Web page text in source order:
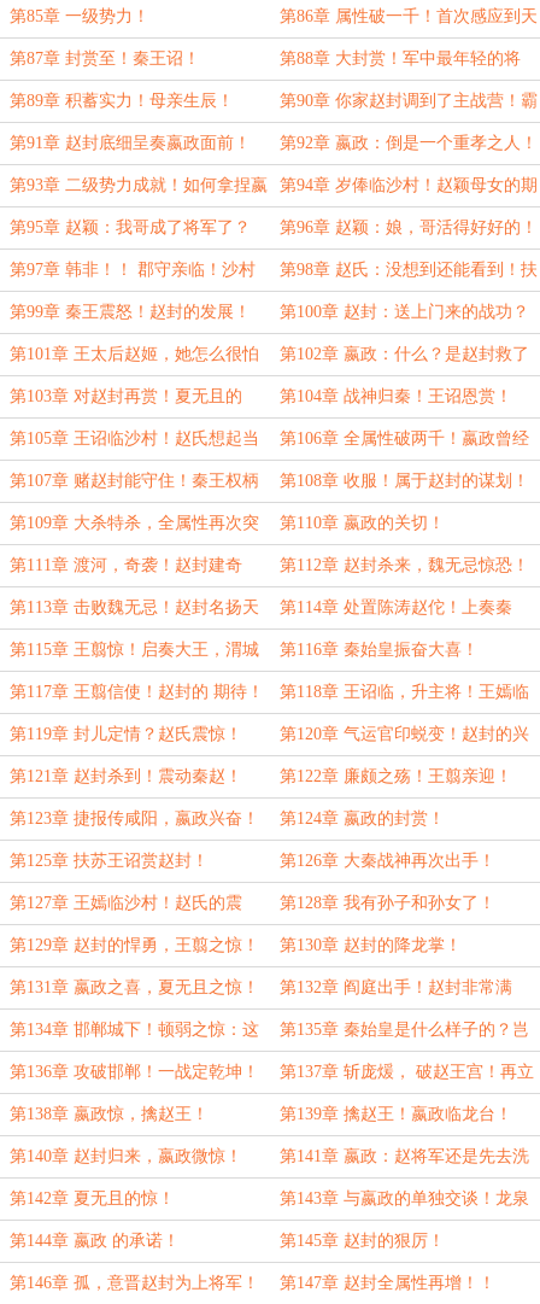
第85章 一级势力！ 第86章 属性破一千！首次感应到天
地灵气！
第87章 封赏至！秦王诏！ 第88章 大封赏！军中最年轻的将
军！（求订阅）
第89章 积蓄实力！母亲生辰！ 第90章 你家赵封调到了主战营！霸
道嬴政！
第91章 赵封底细呈奏嬴政面前！
（新年快乐）
第92章 嬴政：倒是一个重孝之人！
第93章 二级势力成就！如何拿捏嬴
政？
第94章 岁俸临沙村！赵颖母女的期
待！
第95章 赵颖：我哥成了将军了？ 第96章 赵颖：娘，哥活得好好的！
赵氏震惊！
第97章 韩非！！ 郡守亲临！沙村
震！！！
第98章 赵氏：没想到还能看到！扶
苏有你真是他的福气！
第99章 秦王震怒！赵封的发展！ 第100章 赵封：送上门来的战功？
第101章 王太后赵姬，她怎么很怕
我？
第102章 嬴政：什么？是赵封救了
太后？
第103章 对赵封再赏！夏无且的
惊！
第104章 战神归秦！王诏恩赏！
第105章 王诏临沙村！赵氏想起当
年画面！
第106章 全属性破两千！嬴政曾经
之承诺！灭赵前序！
第107章 赌赵封能守住！秦王权柄
赐予！
第108章 收服！属于赵封的谋划！
第109章 大杀特杀，全属性再次突
破！
第110章 嬴政的关切！
第111章 渡河，奇袭！赵封建奇
功！！！
第112章 赵封杀来，魏无忌惊恐！
第113章 击败魏无忌！赵封名扬天
下前奏！问罪！
第114章 处置陈涛赵佗！上奏秦
王！
第115章 王翦惊！启奏大王，渭城
大捷！
第116章 秦始皇振奋大喜！
第117章 王翦信使！赵封的 期待！ 第118章 王诏临，升主将！王嫣临
盆！
第119章 封儿定情？赵氏震惊！ 第120章 气运官印蜕变！赵封的兴
奋！
第121章 赵封杀到！震动秦赵！ 第122章 廉颇之殇！王翦亲迎！
第123章 捷报传咸阳，嬴政兴奋！ 第124章 嬴政的封赏！
第125章 扶苏王诏赏赵封！ 第126章 大秦战神再次出手！
第127章 王嫣临沙村！赵氏的震
惊！
第128章 我有孙子和孙女了！
第129章 赵封的悍勇，王翦之惊！ 第130章 赵封的降龙掌！
第131章 嬴政之喜，夏无且之惊！ 第132章 阎庭出手！赵封非常满
意！
第134章 邯郸城下！顿弱之惊：这
一支势力来自何处？
第135章 秦始皇是什么样子的？岂
曰无衣！
第136章 攻破邯郸！一战定乾坤！ 第137章 斩庞煖， 破赵王宫！再立
大功！
第138章 嬴政惊，擒赵王！ 第139章 擒赵王！嬴政临龙台！
第140章 赵封归来，嬴政微惊！ 第141章 嬴政：赵将军还是先去洗
漱一番吧！
第142章 夏无且的惊！ 第143章 与嬴政的单独交谈！龙泉
碰湛卢！
第144章 嬴政 的承诺！ 第145章 赵封的狠厉！
第146章 孤，意晋赵封为上将军！ 第147章 赵封全属性再增！！